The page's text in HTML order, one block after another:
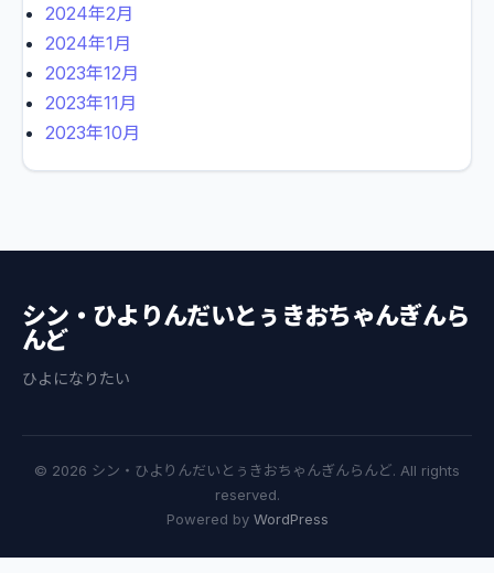
2024年2月
2024年1月
2023年12月
2023年11月
2023年10月
シン・ひよりんだいとぅきおちゃんぎんら
んど
ひよになりたい
© 2026 シン・ひよりんだいとぅきおちゃんぎんらんど. All rights
reserved.
Powered by WordPress